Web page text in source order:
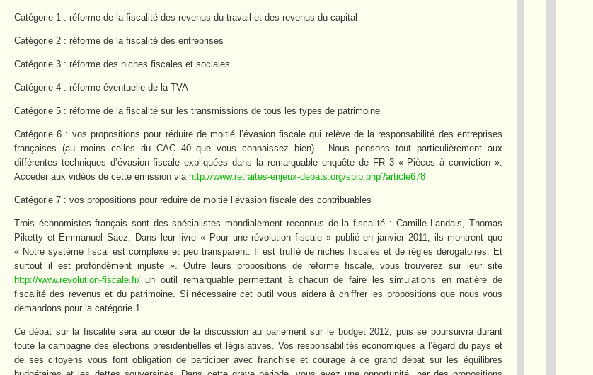
Catégorie 1 : réforme de la fiscalité des revenus du travail et des revenus du capital
Catégorie 2 : réforme de la fiscalité des entreprises
Catégorie 3 : réforme des niches fiscales et sociales
Catégorie 4 : réforme éventuelle de la TVA
Catégorie 5 : réforme de la fiscalité sur les transmissions de tous les types de patrimoine
Catégorie 6 : vos propositions pour réduire de moitié l’évasion fiscale qui relève de la responsabilité des entreprises
françaises (au moins celles du CAC 40 que vous connaissez bien) . Nous pensons tout particulièrement aux
différentes techniques d’évasion fiscale expliquées dans la remarquable enquête de FR 3 « Pièces à conviction ».
Accéder aux vidéos de cette émission via http://www.retraites-enjeux-debats.org/spip.php?article678
Catégorie 7 : vos propositions pour réduire de moitié l’évasion fiscale des contribuables
Trois économistes français sont des spécialistes mondialement reconnus de la fiscalité : Camille Landais, Thomas
Piketty et Emmanuel Saez. Dans leur livre « Pour une révolution fiscale » publié en janvier 2011, ils montrent que
« Notre système fiscal est complexe et peu transparent. Il est truffé de niches fiscales et de règles dérogatoires. Et
surtout il est profondément injuste ». Outre leurs propositions de réforme fiscale, vous trouverez sur leur site
http://www.revolution-fiscale.fr/un outil remarquable permettant à chacun de faire les simulations en matière de
fiscalité des revenus et du patrimoine. Si nécessaire cet outil vous aidera à chiffrer les propositions que nous vous
demandons pour la catégorie 1.
Ce débat sur la fiscalité sera au cœur de la discussion au parlement sur le budget 2012, puis se poursuivra durant
toute la campagne des élections présidentielles et législatives. Vos responsabilités économiques à l’égard du pays et
de ses citoyens vous font obligation de participer avec franchise et courage à ce grand débat sur les équilibres